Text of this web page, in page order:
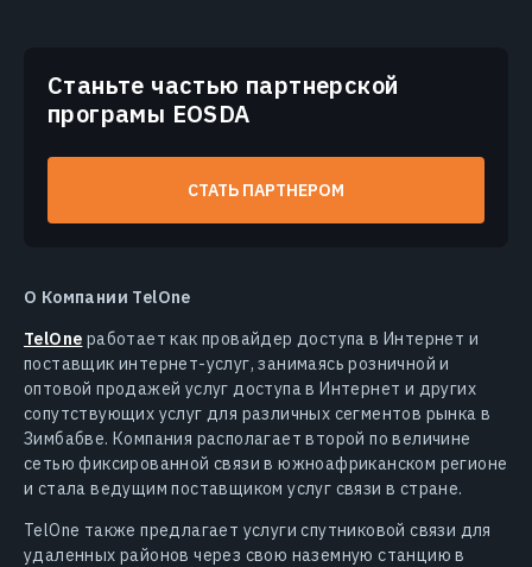
Станьте частью партнерской
програмы EOSDA
СТАТЬ ПАРТНЕРОМ
О Компании TelOne
TelOne работает как провайдер доступа в Интернет и
поставщик интернет-услуг, занимаясь розничной и
оптовой продажей услуг доступа в Интернет и других
сопутствующих услуг для различных сегментов рынка в
Зимбабве. Компания располагает второй по величине
сетью фиксированной связи в южноафриканском регионе
и стала ведущим поставщиком услуг связи в стране.
TelOne также предлагает услуги спутниковой связи для
удаленных районов через свою наземную станцию в